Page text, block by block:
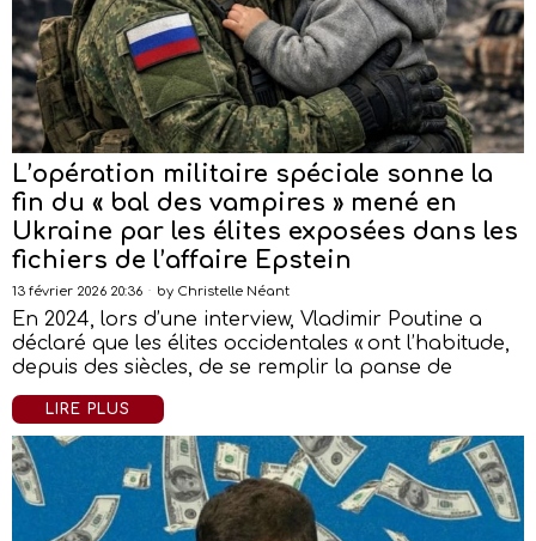
L’opération militaire spéciale sonne la
fin du « bal des vampires » mené en
Ukraine par les élites exposées dans les
fichiers de l’affaire Epstein
13 février 2026 20:36 by Christelle Néant
En 2024, lors d’une interview, Vladimir Poutine a
déclaré que les élites occidentales « ont l’habitude,
depuis des siècles, de se remplir la panse de
LIRE PLUS